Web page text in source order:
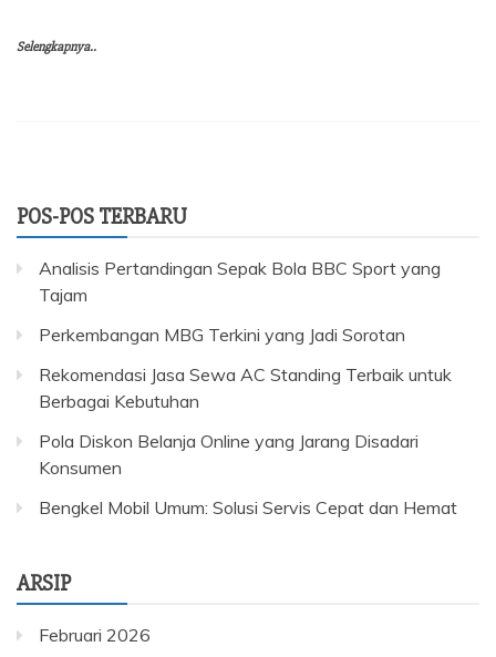
Selengkapnya..
POS-POS TERBARU
Analisis Pertandingan Sepak Bola BBC Sport yang
Tajam
Perkembangan MBG Terkini yang Jadi Sorotan
Rekomendasi Jasa Sewa AC Standing Terbaik untuk
Berbagai Kebutuhan
Pola Diskon Belanja Online yang Jarang Disadari
Konsumen
Bengkel Mobil Umum: Solusi Servis Cepat dan Hemat
ARSIP
Februari 2026